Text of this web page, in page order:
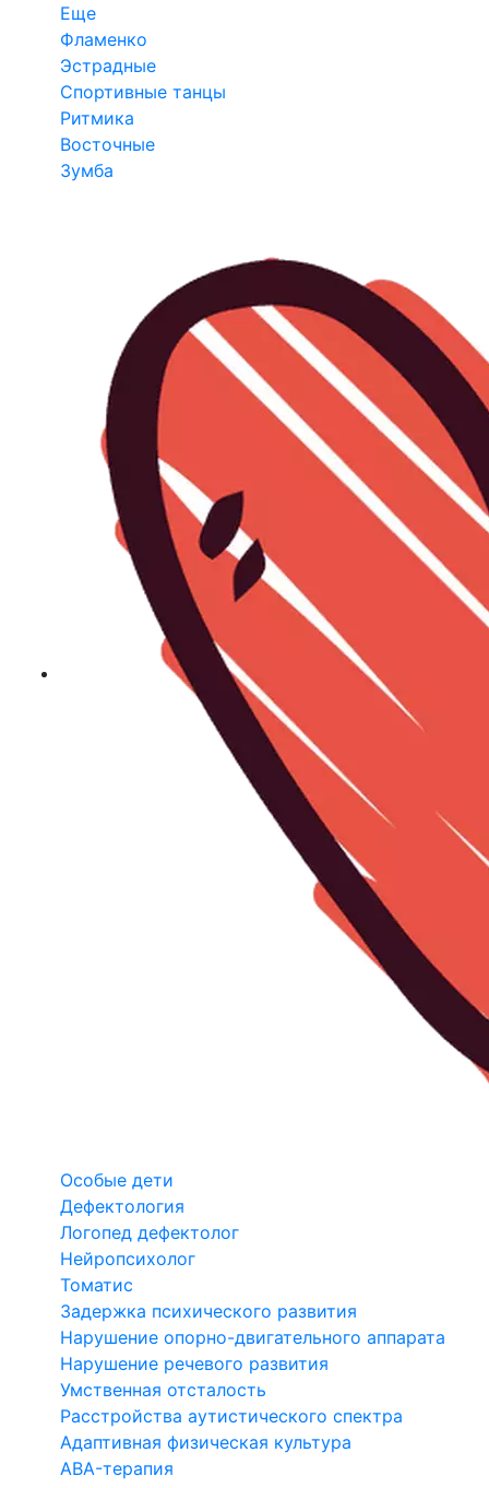
Еще
Фламенко
Эстрадные
Спортивные танцы
Ритмика
Восточные
Зумба
Особые дети
Дефектология
Логопед дефектолог
Нейропсихолог
Томатис
Задержка психического развития
Нарушение опорно-двигательного аппарата
Нарушение речевого развития
Умственная отсталость
Расстройства аутистического спектра
Адаптивная физическая культура
ABA-терапия